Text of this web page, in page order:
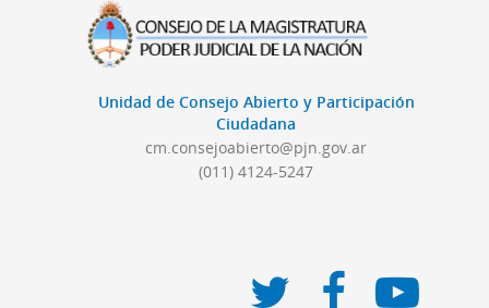
Unidad de Consejo Abierto y Participación
Ciudadana
cm.consejoabierto@pjn.gov.ar
(011) 4124-5247